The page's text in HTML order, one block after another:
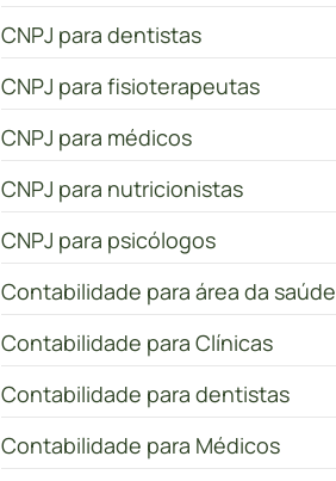
CNPJ para dentistas
CNPJ para fisioterapeutas
CNPJ para médicos
CNPJ para nutricionistas
CNPJ para psicólogos
Contabilidade para área da saúde
Contabilidade para Clínicas
Contabilidade para dentistas
Contabilidade para Médicos